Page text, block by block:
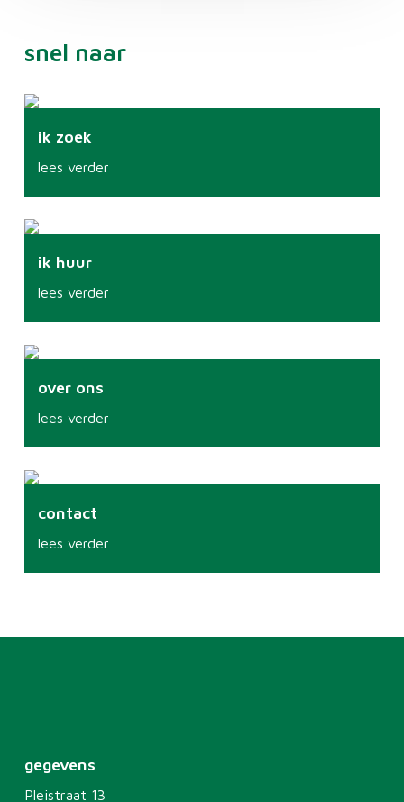
snel naar
ik zoek
lees verder
ik huur
lees verder
over ons
lees verder
contact
lees verder
gegevens
Pleistraat 13